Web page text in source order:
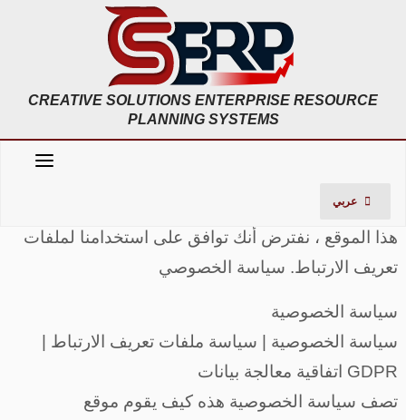
CREATIVE SOLUTIONS ENTERPRISE RESOURCE
PLANNING SYSTEMS
عربي
على أفضل تجربة على موقعنا. إذا استمريت باستخدام
هذا الموقع ، نفترض أنك توافق على استخدامنا لملفات
تعريف الارتباط. سياسة الخصوصي
سياسة الخصوصية
سياسة الخصوصية | سياسة ملفات تعريف الارتباط |
اتفاقية معالجة بيانات GDPR
تصف سياسة الخصوصية هذه كيف يقوم موقع